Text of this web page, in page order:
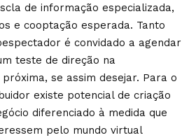
de informação especializada,
e cooptação esperada. Tanto
é convidado a agendar
teste de direção na
se assim desejar. Para o
existe potencial de criação
diferenciado à medida que
pelo mundo virtual